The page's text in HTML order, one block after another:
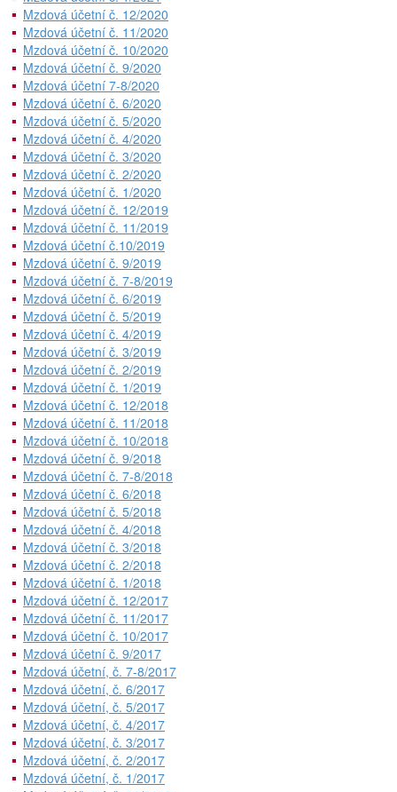
Mzdová účetní č. 12/2020
Mzdová účetní č. 11/2020
Mzdová účetní č. 10/2020
Mzdová účetní č. 9/2020
Mzdová účetní 7-8/2020
Mzdová účetní č. 6/2020
Mzdová účetní č. 5/2020
Mzdová účetní č. 4/2020
Mzdová účetní č. 3/2020
Mzdová účetní č. 2/2020
Mzdová účetní č. 1/2020
Mzdová účetní č. 12/2019
Mzdová účetní č. 11/2019
Mzdová účetní č.10/2019
Mzdová účetní č. 9/2019
Mzdová účetní č. 7-8/2019
Mzdová účetní č. 6/2019
Mzdová účetní č. 5/2019
Mzdová účetní č. 4/2019
Mzdová účetní č. 3/2019
Mzdová účetní č. 2/2019
Mzdová účetní č. 1/2019
Mzdová účetní č. 12/2018
Mzdová účetní č. 11/2018
Mzdová účetní č. 10/2018
Mzdová účetní č. 9/2018
Mzdová účetní č. 7-8/2018
Mzdová účetní č. 6/2018
Mzdová účetní č. 5/2018
Mzdová účetní č. 4/2018
Mzdová účetní č. 3/2018
Mzdová účetní č. 2/2018
Mzdová účetní č. 1/2018
Mzdová účetní č. 12/2017
Mzdová účetní č. 11/2017
Mzdová účetní č. 10/2017
Mzdová účetní č. 9/2017
Mzdová účetní, č. 7-8/2017
Mzdová účetní, č. 6/2017
Mzdová účetní, č. 5/2017
Mzdová účetní, č. 4/2017
Mzdová účetní, č. 3/2017
Mzdová účetní, č. 2/2017
Mzdová účetní, č. 1/2017